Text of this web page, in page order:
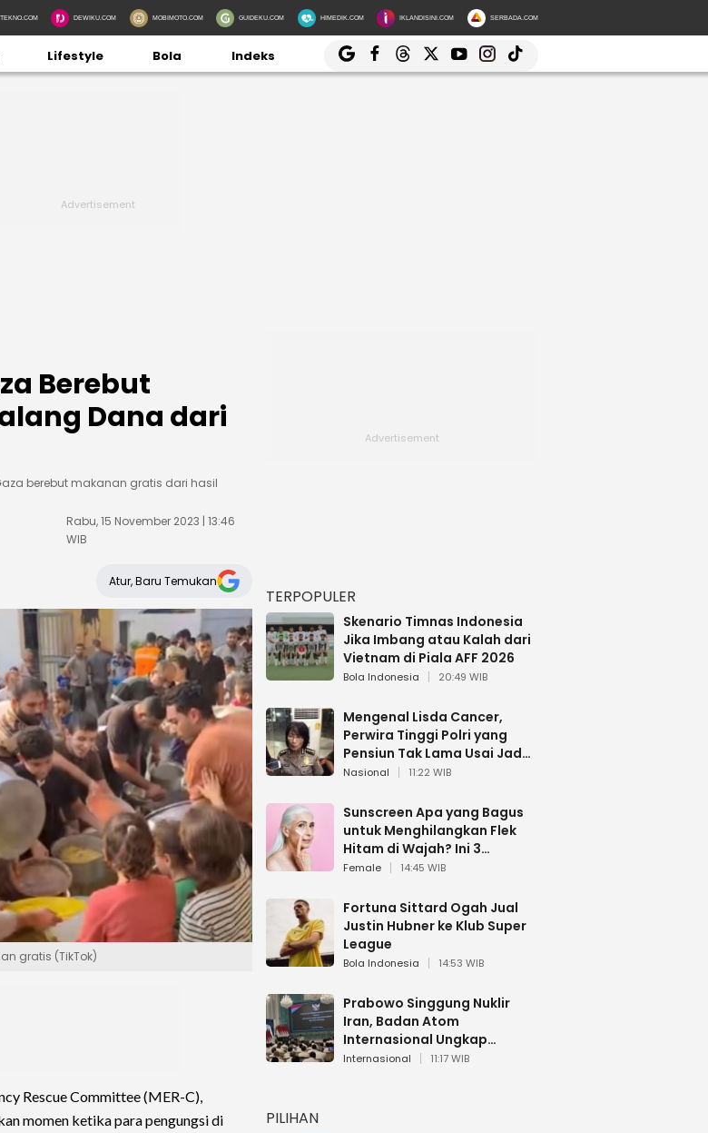
DEWIKU.COM MOBIMOTO.COM GUIDEKU.COM HIMEDIK.COM IKLANDISINI.COM SERBADA.COM
Lifestyle Bola Indeks
Berebut
Dana dari
berebut makanan gratis dari hasil
Rabu, 15 November 2023 | 13:46
WIB
Atur, Baru Temukan
gratis (TikTok)
Rescue Committee (MER-C),
momen ketika para pengungsi di
TERPOPULER
Skenario Timnas Indonesia
Jika Imbang atau Kalah dari
Vietnam di Piala AFF 2026
Bola Indonesia 20:49 WIB
Mengenal Lisda Cancer,
Perwira Tinggi Polri yang
Pensiun Tak Lama Usai Jadi
Brigjen
Nasional 11:22 WIB
Sunscreen Apa yang Bagus
untuk Menghilangkan Flek
Hitam di Wajah? Ini 3
Rekomendasi sesuai Review
Female 14:45 WIB
Fortuna Sittard Ogah Jual
Justin Hubner ke Klub Super
League
Bola Indonesia 14:53 WIB
Prabowo Singgung Nuklir
Iran, Badan Atom
Internasional Ungkap
Faktanya
Internasional 11:17 WIB
PILIHAN